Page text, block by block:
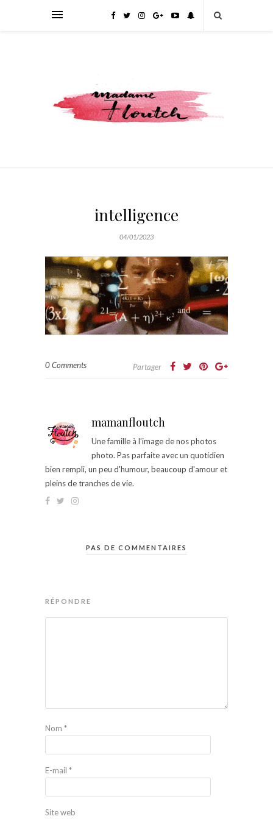
intelligence
04/01/2023
0 Comments Partager
mamanfloutch
Une famille à l'image de nos photos
photo. Pas parfaite avec un quotidien
bien rempli, un peu d'humour, beaucoup d'amour et
pleins de tranches de vie.
PAS DE COMMENTAIRES
RÉPONDRE
Nom *
E-mail *
Site web